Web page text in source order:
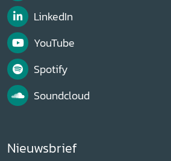
LinkedIn
YouTube
Spotify
Soundcloud
Nieuwsbrief